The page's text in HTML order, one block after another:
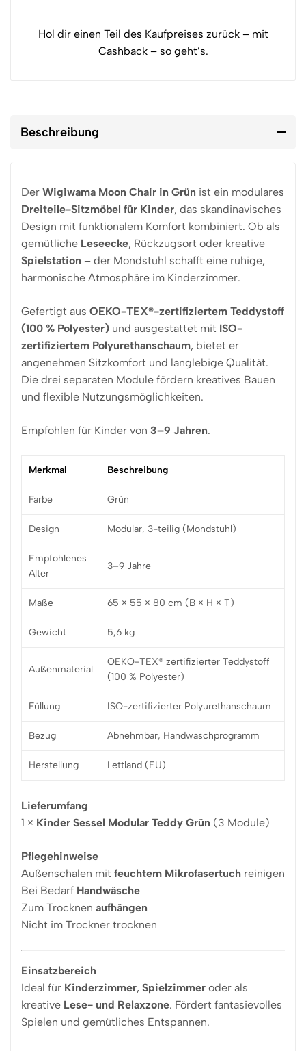
Hol dir einen Teil des Kaufpreises zurück – mit
Cashback – so geht’s.
Beschreibung
Der Wigiwama Moon Chair in Grün ist ein modulares
Dreiteile-Sitzmöbel für Kinder, das skandinavisches
Design mit funktionalem Komfort kombiniert. Ob als
gemütliche Leseecke, Rückzugsort oder kreative
Spielstation – der Mondstuhl schafft eine ruhige,
harmonische Atmosphäre im Kinderzimmer.
Gefertigt aus OEKO-TEX®-zertifiziertem Teddystoff
(100 % Polyester) und ausgestattet mit ISO-
zertifiziertem Polyurethanschaum, bietet er
angenehmen Sitzkomfort und langlebige Qualität.
Die drei separaten Module fördern kreatives Bauen
und flexible Nutzungsmöglichkeiten.
Empfohlen für Kinder von 3–9 Jahren.
Merkmal Beschreibung
Farbe Grün
Design Modular, 3-teilig (Mondstuhl)
Empfohlenes
Alter
3–9 Jahre
Maße 65 × 55 × 80 cm (B × H × T)
Gewicht 5,6 kg
Außenmaterial
OEKO-TEX® zertifizierter Teddystoff
(100 % Polyester)
Füllung ISO-zertifizierter Polyurethanschaum
Bezug Abnehmbar, Handwaschprogramm
Herstellung Lettland (EU)
Lieferumfang
1 × Kinder Sessel Modular Teddy Grün (3 Module)
Pflegehinweise
Außenschalen mit feuchtem Mikrofasertuch reinigen
Bei Bedarf Handwäsche
Zum Trocknen aufhängen
Nicht im Trockner trocknen
Einsatzbereich
Ideal für Kinderzimmer, Spielzimmer oder als
kreative Lese- und Relaxzone. Fördert fantasievolles
Spielen und gemütliches Entspannen.